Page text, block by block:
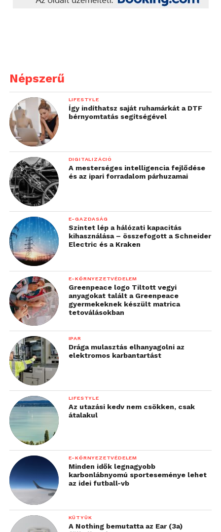
Népszerű
LIFESTYLE
Így indíthatsz saját ruhamárkát a DTF
bérnyomtatás segítségével
DIGITALIZÁCIÓ
A mesterséges intelligencia fejlődése
és az ipari forradalom párhuzamai
E-GAZDASÁG
Szintet lép a hálózati kapacitás
kihasználása – összefogott a Schneider
Electric és a Kraken
E-KÖRNYEZETVÉDELEM
Greenpeace logo Tiltott vegyi
anyagokat talált a Greenpeace
gyermekeknek készült matrica
tetoválásokban
IPAR
Drága mulasztás elhanyagolni az
elektromos karbantartást
LIFESTYLE
Az utazási kedv nem csökken, csak
átalakul
E-KÖRNYEZETVÉDELEM
Minden idők legnagyobb
karbonlábnyomú sporteseménye lehet
az idei futball-vb
KÜTYÜK
A Nothing bemutatta az Ear (3a)